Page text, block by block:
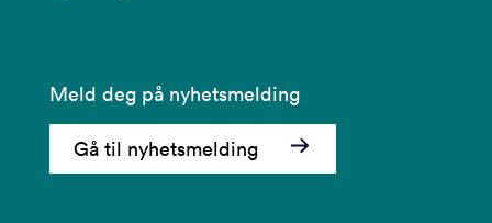
Meld deg på nyhetsmelding
Gå til nyhetsmelding